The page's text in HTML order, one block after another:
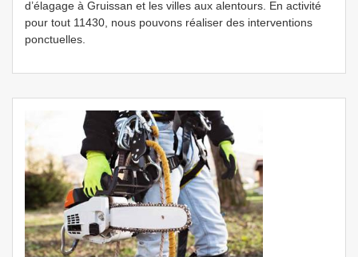
d’élagage à Gruissan et les villes aux alentours. En activité
pour tout 11430, nous pouvons réaliser des interventions
ponctuelles.